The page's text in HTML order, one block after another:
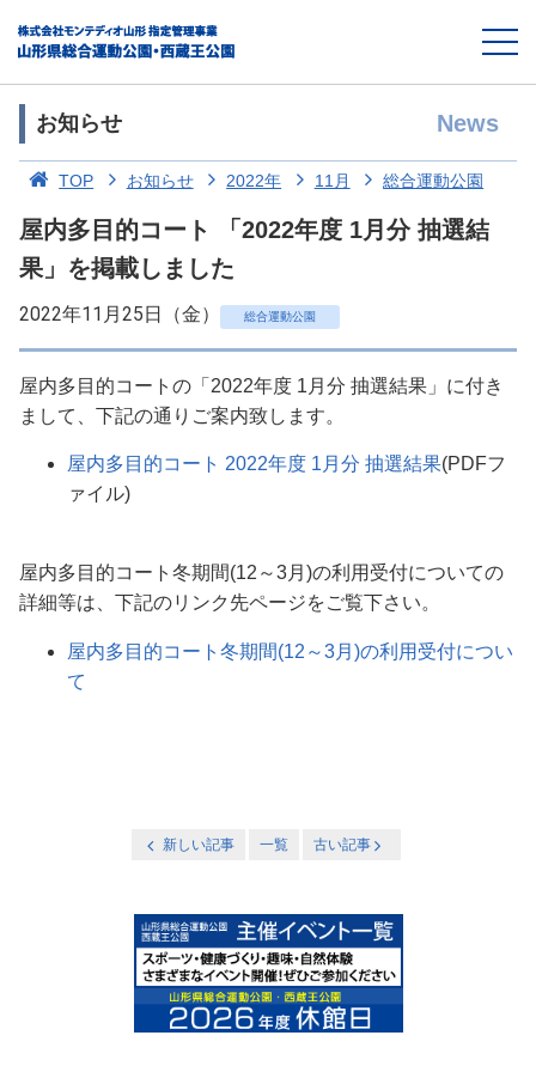
お知らせ News
TOP お知らせ 2022年 11月 総合運動公園
屋内多目的コート 「2022年度 1月分 抽選結
果」を掲載しました
2022年11月25日（金） 総合運動公園
屋内多目的コートの「2022年度 1月分 抽選結果」に付き
まして、下記の通りご案内致します。
屋内多目的コート 2022年度 1月分 抽選結果(PDFフ
ァイル)
屋内多目的コート冬期間(12～3月)の利用受付についての
詳細等は、下記のリンク先ページをご覧下さい。
屋内多目的コート冬期間(12～3月)の利用受付につい
て
新しい記事 一覧 古い記事